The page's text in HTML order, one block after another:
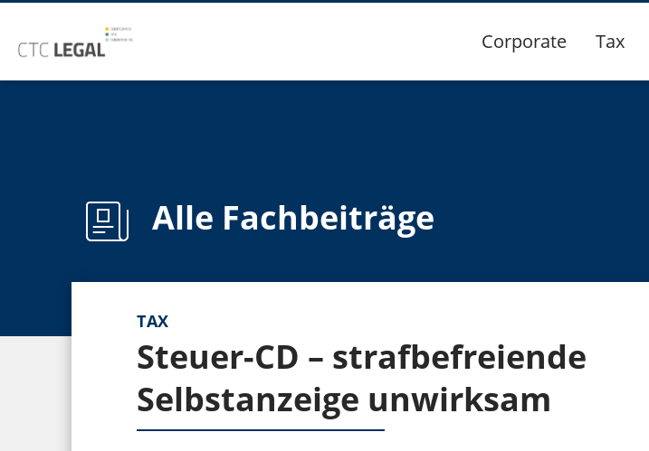
Corporate Tax
Alle Fachbeiträge
TAX
Steuer-CD – strafbefreiende
Selbstanzeige unwirksam